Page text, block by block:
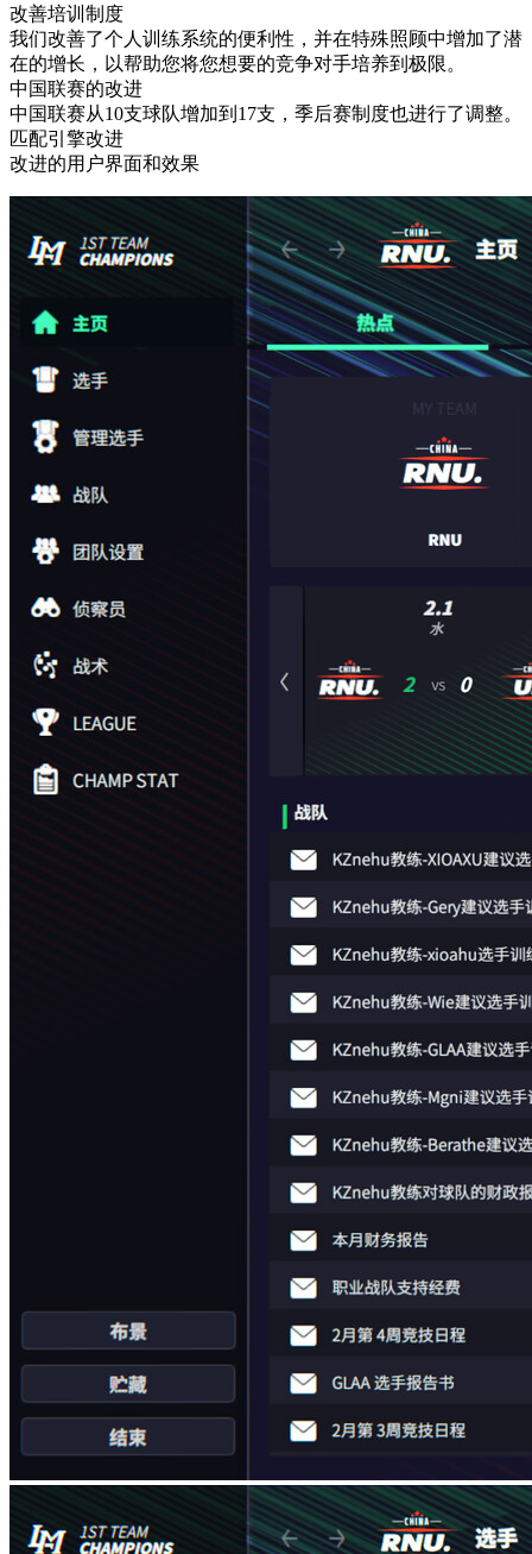
改善培训制度
我们改善了个人训练系统的便利性，并在特殊照顾中增加了潜
在的增长，以帮助您将您想要的竞争对手培养到极限。
中国联赛的改进
中国联赛从10支球队增加到17支，季后赛制度也进行了调整。
匹配引擎改进
改进的用户界面和效果